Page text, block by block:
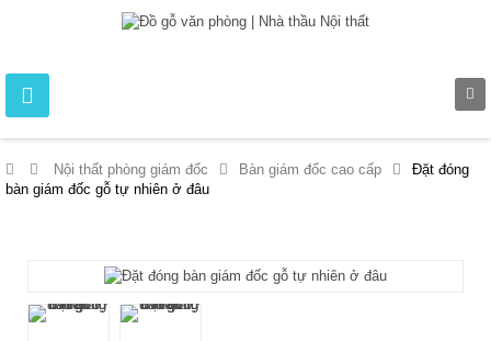
> Nội thất phòng giám đốc > Bàn giám đốc cao cấp >
Đặt đóng
bàn giám đốc gỗ tự nhiên ở đâu